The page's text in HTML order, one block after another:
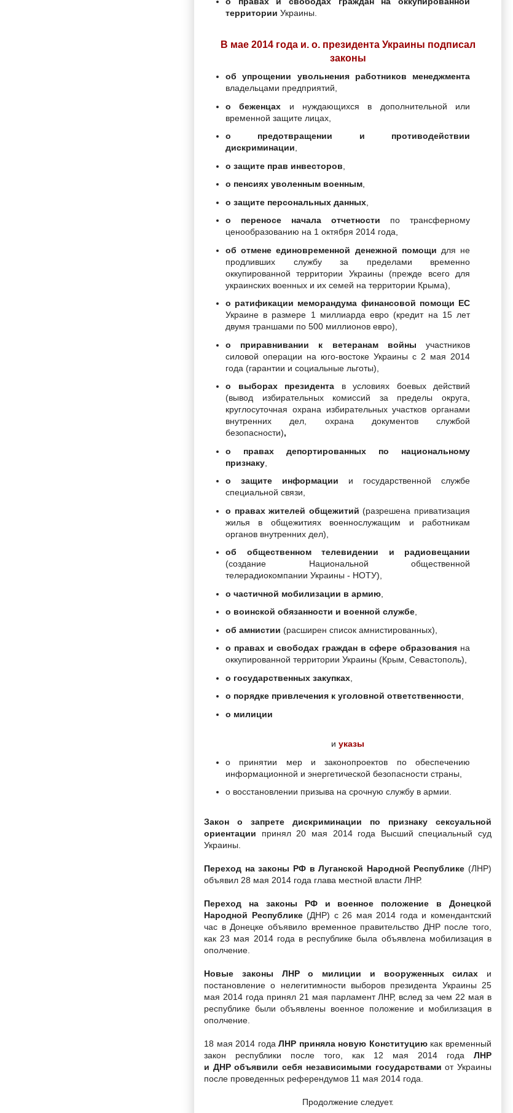
территории Украины.
В мае 2014 года и. о. президента Украины подписал
законы
об упрощении увольнения работников менеджмента
владельцами предприятий,
о беженцах и нуждающихся в дополнительной или
временной защите лицах,
о предотвращении и противодействии
дискриминации
о защите прав инвесторов
о пенсиях уволенным военным
о защите персональных данных
о переносе начала отчетности по трансферному
ценообразованию на 1 октября 2014 года,
об отмене единовременной денежной помощи для не
продливших службу за пределами временно
оккупированной территории Украины (прежде всего для
украинских военных и их семей на территории Крыма),
о ратификации меморандума финансовой помощи ЕС
Украине в размере 1 миллиарда евро (кредит на 15 лет
двумя траншами по 500 миллионов евро),
о приравнивании к ветеранам войны участников
силовой операции на юго-востоке Украины с 2 мая 2014
года (гарантии и социальные льготы),
о выборах президента в условиях боевых действий
(вывод избирательных комиссий за пределы округа,
круглосуточная охрана избирательных участков органами
внутренних дел, охрана документов службой
безопасности),
о правах депортированных по национальному
признаку
о защите информации и государственной службе
специальной связи,
о правах жителей общежитий (разрешена приватизация
жилья в общежитиях военнослужащим и работникам
органов внутренних дел),
об общественном телевидении и радиовещании
(создание Национальной общественной
телерадиокомпании Украины - НОТУ),
о частичной мобилизации в армию
о воинской обязанности и военной службе
об амнистии (расширен список амнистированных),
о правах и свободах граждан в сфере образования на
оккупированной территории Украины (Крым, Севастополь),
о государственных закупках
о порядке привлечения к уголовной ответственности
о милиции
и указы
о принятии мер и законопроектов по обеспечению
информационной и энергетической безопасности страны,
о восстановлении призыва на срочную службу в армии.
Закон о запрете дискриминации по признаку сексуальной
ориентации принял 20 мая 2014 года Высший специальный суд
Украины.
Переход на законы РФ в Луганской Народной Республике (ЛНР)
объявил 28 мая 2014 года глава местной власти ЛНР.
Переход на законы РФ и военное положение в Донецкой
Народной Республике(ДНР) с 26 мая 2014 года и комендантский
час в Донецке объявило временное правительство ДНР после того,
как 23 мая 2014 года в республике была объявлена мобилизация в
ополчение.
Новые законы ЛНР о милиции и вооруженных силах и
постановление о нелегитимности выборов президента Украины 25
мая 2014 года принял 21 мая парламент ЛНР, вслед за чем 22 мая в
республике были объявлены военное положение и мобилизация в
ополчение.
18 мая 2014 года ЛНР приняла новую Конституциюкак временный
закон республики после того, как 12 мая 2014 года ЛНР
и ДНР объявили себя независимыми государствами от Украины
после проведенных референдумов 11 мая 2014 года.
Продолжение следует.